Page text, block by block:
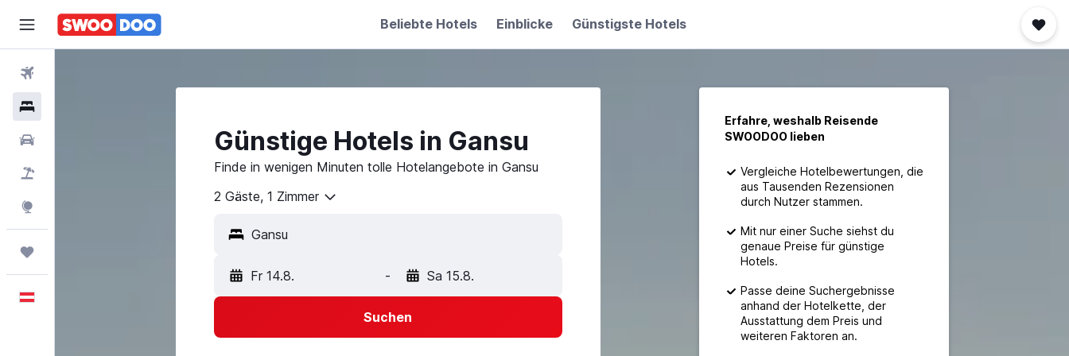
Beliebte Hotels Einblicke Günstigste Hotels
Günstige Hotels in Gansu
Finde in wenigen Minuten tolle Hotelangebote in Gansu
2 Gäste, 1 Zimmer
Fr 14.8. - Sa 15.8.
Suchen
Erfahre, weshalb Reisende
SWOODOO lieben
Vergleiche Hotelbewertungen, die
aus Tausenden Rezensionen
durch Nutzer stammen.
Mit nur einer Suche siehst du
genaue Preise für günstige
Hotels.
Passe deine Suchergebnisse
anhand der Hotelkette, der
Ausstattung dem Preis und
weiteren Faktoren an.